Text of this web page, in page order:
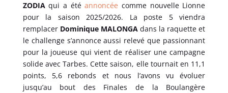
ZODIAqui a étéannoncée comme nouvelle Lionne
pour la saison 2025/2026. La poste 5 viendra
remplacer Dominique MALONGAdans la raquette et
le challenge s’annonce aussi relevé que passionnant
pour la joueuse qui vient de réaliser une campagne
solide avec Tarbes. Cette saison, elle tournait en 11,1
points, 5,6 rebonds et nous l’avons vu évoluer
jusqu’au bout des Finales de la Boulangère